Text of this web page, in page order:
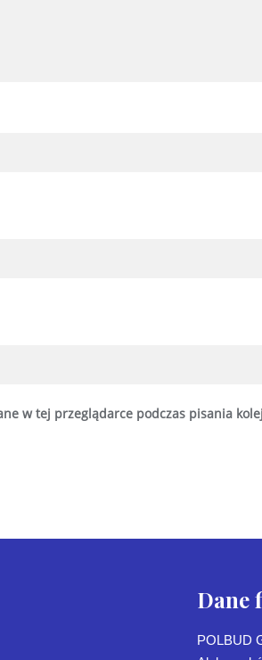
w tej przeglądarce podczas pisania
Dane
POLBUD